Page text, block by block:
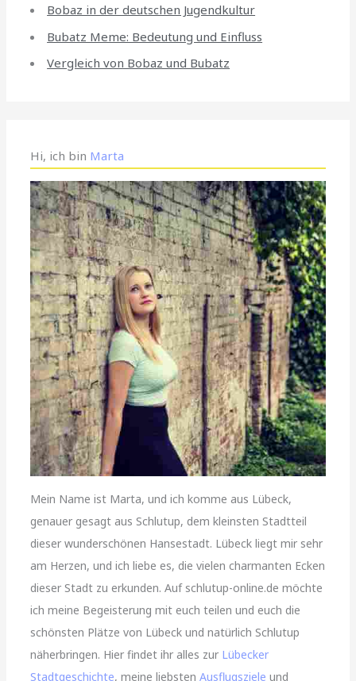
Bobaz in der deutschen Jugendkultur
Bubatz Meme: Bedeutung und Einfluss
Vergleich von Bobaz und Bubatz
Hi, ich bin Marta
Mein Name ist Marta, und ich komme aus Lübeck,
genauer gesagt aus Schlutup, dem kleinsten Stadtteil
dieser wunderschönen Hansestadt. Lübeck liegt mir sehr
am Herzen, und ich liebe es, die vielen charmanten Ecken
dieser Stadt zu erkunden. Auf schlutup-online.de möchte
ich meine Begeisterung mit euch teilen und euch die
schönsten Plätze von Lübeck und natürlich Schlutup
näherbringen. Hier findet ihr alles zur Lübecker
Stadtgeschichte, meine liebstenAusflugsziele und